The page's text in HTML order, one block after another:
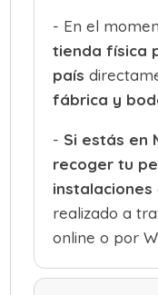
- En el
tienda física
país
fábrica y
- Si estás en
recoger tu
instalaciones
realizado a
online o por